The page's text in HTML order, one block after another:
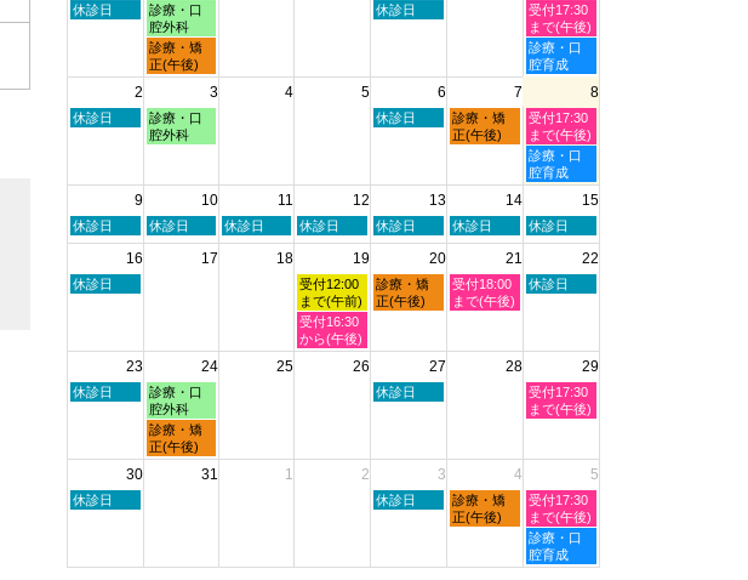
日
月
2026
休診日
月
曜
日,
7
月
2026
診療・口
腔外科
木
月
2026
休診日
土
曜
日,
8
月
2026
受付17:30
まで(午後)
月
曜
日,
月
27th
2026
診療・矯
正(午後)
土
曜
日,
月
1st
2026
診療・口
腔育成
2 3 4 5 6 7 8
日
月
2026
休診日
月
曜
月
2026
診療・口
腔外科
木
月
2026
休診日
金
曜
月
2026
診療・矯
正(午後)
土
曜
日,
8
月
2026
受付17:30
まで(午後)
土
曜
日,
月
8th
診療・口
腔育成
9 10 11 12 13 14 15
日
曜
8
月
休診日
月
曜
休診日
火
曜
休診日
水
曜
8
月
12th
2026
休診日
木
曜
8
月
13th
休診日
金
曜
8
月
14th
休診日
土
曜
8
月
休診日
16 17 18 19 20 21 22
日
月
2026
休診日
水
曜
日,
8
月
受付12:00
まで(午前)
木
曜
月
2026
診療・矯
正(午後)
金
曜
月
受付18:00
まで(午後)
土
月
2026
休診日
水
曜
日,
受付16:30
から(午後)
23 24 25 26 27 28 29
日
月
2026
休診日
月
曜
日,
8
月
診療・口
腔外科
木
月
2026
休診日
土
曜
月
2026
受付17:30
まで(午後)
月
曜
日,
診療・矯
正(午後)
30 31 1 2 3 4 5
日
月
休診日
木
月
休診日
金
曜
月
診療・矯
正(午後)
土
曜
日,
9
月
受付17:30
まで(午後)
土
曜
日,
診療・口
腔育成